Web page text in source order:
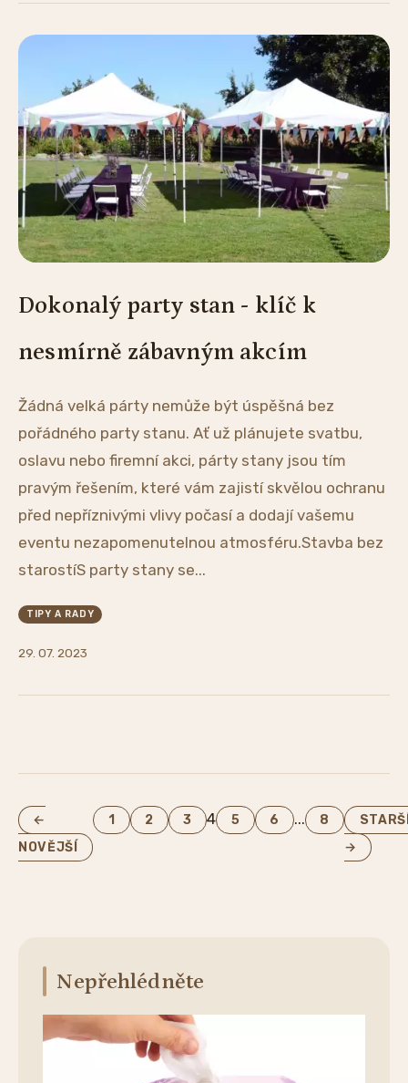
Dokonalý party stan - klíč k
nesmírně zábavným akcím
Žádná velká párty nemůže být úspěšná bez
pořádného party stanu. Ať už plánujete svatbu,
oslavu nebo firemní akci, párty stany jsou tím
pravým řešením, které vám zajistí skvělou ochranu
před nepříznivými vlivy počasí a dodají vašemu
eventu nezapomenutelnou atmosféru.Stavba bez
starostíS party stany se...
TIPY A RADY
29. 07. 2023
←
NOVĚJŠÍ
1 2 3 4 5 6 ... 8
→
Nepřehlédněte